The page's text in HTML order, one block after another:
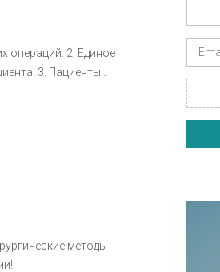
операций. 2. Единое
3. Пациенты
лучшего лечения
связь с
методы